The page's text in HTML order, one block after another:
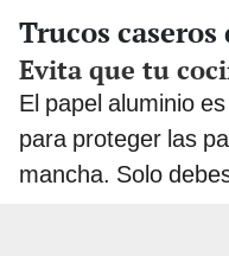
Trucos
Evita que tu
El papel aluminio
para proteger las
mancha. Solo